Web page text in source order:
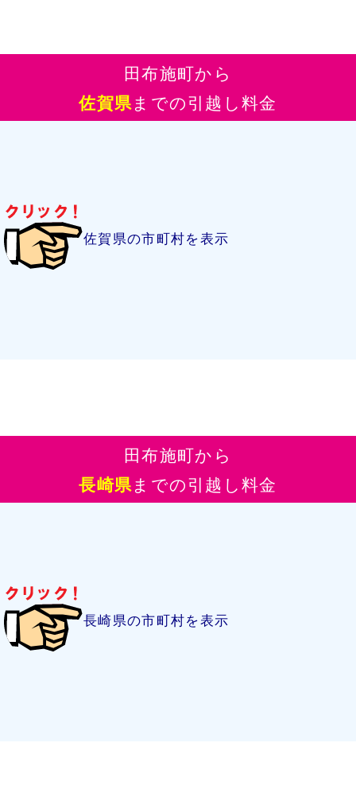
田布施町から
佐賀県までの引越し料金
佐賀県の市町村を表示
田布施町から
長崎県までの引越し料金
長崎県の市町村を表示